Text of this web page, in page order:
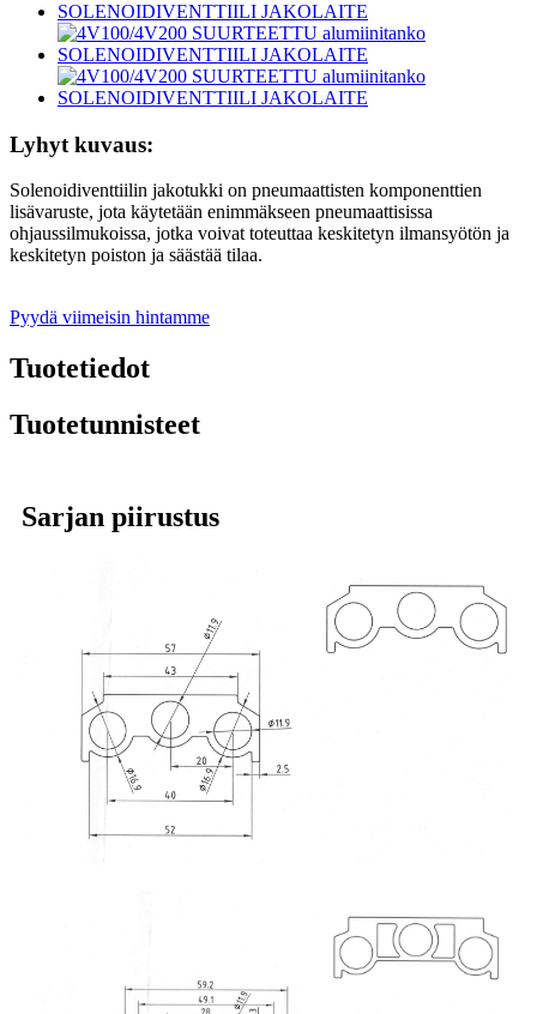
Lyhyt kuvaus:
Solenoidiventtiilin jakotukki on pneumaattisten komponenttien
lisävaruste, jota käytetään enimmäkseen pneumaattisissa
ohjaussilmukoissa, jotka voivat toteuttaa keskitetyn ilmansyötön ja
keskitetyn poiston ja säästää tilaa.
Pyydä viimeisin hintamme
Tuotetiedot
Tuotetunnisteet
Sarjan piirustus